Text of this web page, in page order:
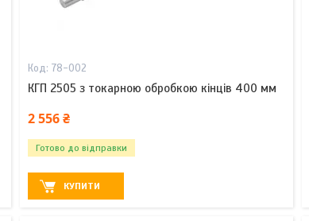
78-002
КГП 2505 з токарною обробкою кінців 400 мм
2 556 ₴
Готово до відправки
КУПИТИ